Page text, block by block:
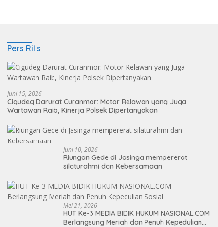
Pers Rilis
Juni 15, 2026
Cigudeg Darurat Curanmor: Motor Relawan yang Juga
Wartawan Raib, Kinerja Polsek Dipertanyakan
Juni 10, 2026
Riungan Gede di Jasinga mempererat
silaturahmi dan Kebersamaan
Mei 21, 2026
HUT Ke-3 MEDIA BIDIK HUKUM NASIONAL.COM
Berlangsung Meriah dan Penuh Kepedulian